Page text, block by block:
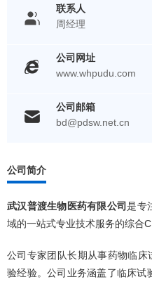
联系人
周经理
公司网址
www.whpudu.com
公司邮箱
bd@pdsw.net.cn
公司简介
武汉普渡生物医药有限公司是专
域的一站式专业技术服务的综合
公司专家团队长期从事药物临
验经验。公司业务涵盖了临床试